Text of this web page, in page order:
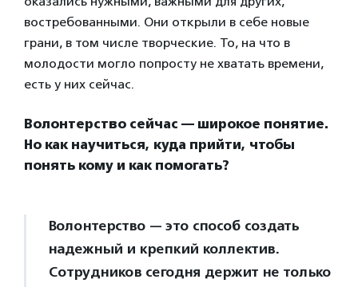
востребованными. Они открыли в себе новые
грани, в том числе творческие. То, на что в
молодости могло попросту не хватать времени,
есть у них сейчас.
Волонтерство сейчас — широкое понятие.
Но как научиться, куда прийти, чтобы
понять кому и как помогать?
Волонтерство — это способ создать
надежный и крепкий коллектив.
Сотрудников сегодня держит не только